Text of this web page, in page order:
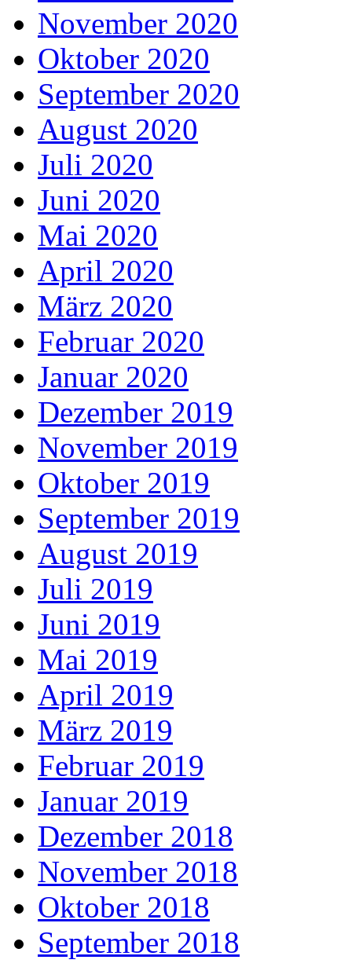
November 2020
Oktober 2020
September 2020
August 2020
Juli 2020
Juni 2020
Mai 2020
April 2020
März 2020
Februar 2020
Januar 2020
Dezember 2019
November 2019
Oktober 2019
September 2019
August 2019
Juli 2019
Juni 2019
Mai 2019
April 2019
März 2019
Februar 2019
Januar 2019
Dezember 2018
November 2018
Oktober 2018
September 2018